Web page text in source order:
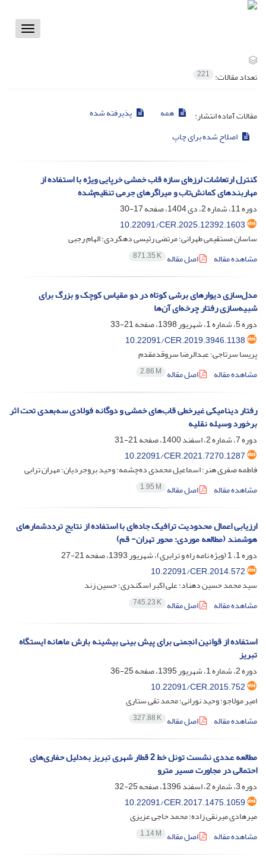
Toggle
تعداد مقالات: 221
مقالات آماده انتشار: همه
پذیرفته شده
اصلاح شده برای چاپ
کنترل ارتعاشات لرزه‌ای سازه قاب خمشی خرپایی ویژه با استفاده از
مهاربندهای کمانش‌تاب و میراگرهای جرمی تنظیم‌شده
دوره 11، شماره 2، دی 1404، صفحه
17-30
10.22091/CER.2025.12392.1603
ساسان مستقیمی طهرانی؛ مرتضی رئیسی دهکردی؛ الهام رجبی
مشاهده مقاله
اصل مقاله 871.35 K
مدل‌سازی دیوارهای برشی کوتاه در دو مقیاس کوچک و بزرگ برای
شبیه‌سازی رفتار چرخه‌ای آن‌ها
دوره 5، شماره 1، شهریور 1398، صفحه
21-33
10.22091/CER.2019.3946.1138
پریسا سرتاجی؛ عبدالرضا سروقدمقدم
مشاهده مقاله
اصل مقاله 2.86 M
رفتار دینامیکی غیرخطی قاب‌های خمشی و دوگانه فولادی سه‌بعدی تحت اثر
برخورد وسیله‌ نقلیه
دوره 7، شماره 2، اسفند 1400، صفحه
21-31
10.22091/CER.2021.7270.1287
فاطمه صفری هنر؛ اسماعیل محمدی ده‌چشمه؛ وحید بروجردیان؛ مهران ترابی
مشاهده مقاله
اصل مقاله 1.95 M
ارزیابی اعمال محدودیت ترافیک جاده‌ای با استفاده از نتایج ترددشمارهای
هوشمند (مطالعه موردی: محور تهران- قم)
دوره 1، 1 (ویژه نامه راه و ترابری)، شهریور 1393، صفحه
21-27
10.22091/CER.2014.572
سید محمد حسین دهناد؛ علی اکبر اسکندری؛ حسین زند
مشاهده مقاله
اصل مقاله 745.23 K
استفاده از قوانین انجمنی برای پیش بینی بیشینه بارش ماهانه ایستگاه
تبریز
دوره 2، شماره 1، شهریور 1395، صفحه
25-36
10.22091/CER.2015.752
امیر مولاجو؛ وحید نورانی؛ محمد تقی ستاری
مشاهده مقاله
اصل مقاله 327.88 K
مطالعه عددی نشست‌ تونل خط 2 قطار شهری تبریز به‌دلیل حفاری‌های
احتمالی در مجاورت مسیر مترو
دوره 3، شماره 2، اسفند 1396، صفحه
25-32
10.22091/CER.2017.1475.1059
میرهادی میرنقی زاده؛ محمد حاجی عزیزی
مشاهده مقاله
اصل مقاله 1.14 M